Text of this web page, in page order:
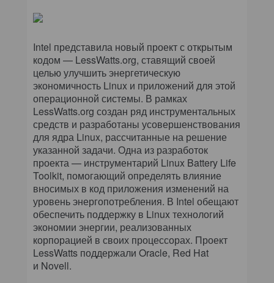
Intel представила новый проект с открытым
кодом — LessWatts.org, ставящий своей
целью улучшить энергетическую
экономичность Linux и приложений для этой
операционной системы. В рамках
LessWatts.org создан ряд инструментальных
средств и разработаны усовершенствования
для ядра Linux, рассчитанные на решение
указанной задачи. Одна из разработок
проекта — инструментарий Linux Battery Life
Toolkit, помогающий определять влияние
вносимых в код приложения изменений на
уровень энергопотребления. В Intel обещают
обеспечить поддержку в Linux технологий
экономии энергии, реализованных
корпорацией в своих процессорах. Проект
LessWatts поддержали Oracle, Red Hat
и Novell.